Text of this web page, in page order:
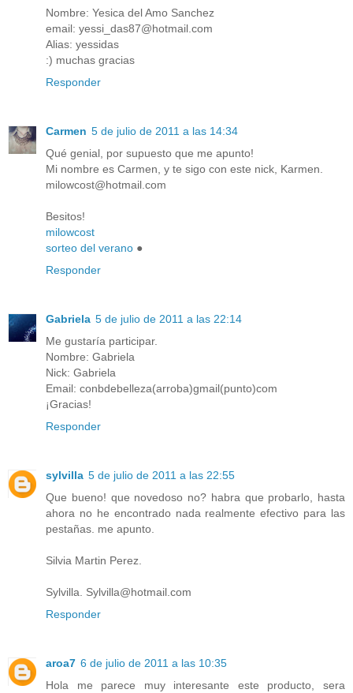
Nombre: Yesica del Amo Sanchez
email: yessi_das87@hotmail.com
Alias: yessidas
:) muchas gracias
Responder
Carmen 5 de julio de 2011 a las 14:34
Qué genial, por supuesto que me apunto!
Mi nombre es Carmen, y te sigo con este nick, Karmen.
milowcost@hotmail.com
Besitos!
milowcost
sorteo del verano ●
Responder
Gabriela 5 de julio de 2011 a las 22:14
Me gustaría participar.
Nombre: Gabriela
Nick: Gabriela
Email: conbdebelleza(arroba)gmail(punto)com
¡Gracias!
Responder
sylvilla 5 de julio de 2011 a las 22:55
Que bueno! que novedoso no? habra que probarlo, hasta
ahora no he encontrado nada realmente efectivo para las
pestañas. me apunto.
Silvia Martin Perez.
Sylvilla. Sylvilla@hotmail.com
Responder
aroa7 6 de julio de 2011 a las 10:35
Hola me parece muy interesante este producto, sera